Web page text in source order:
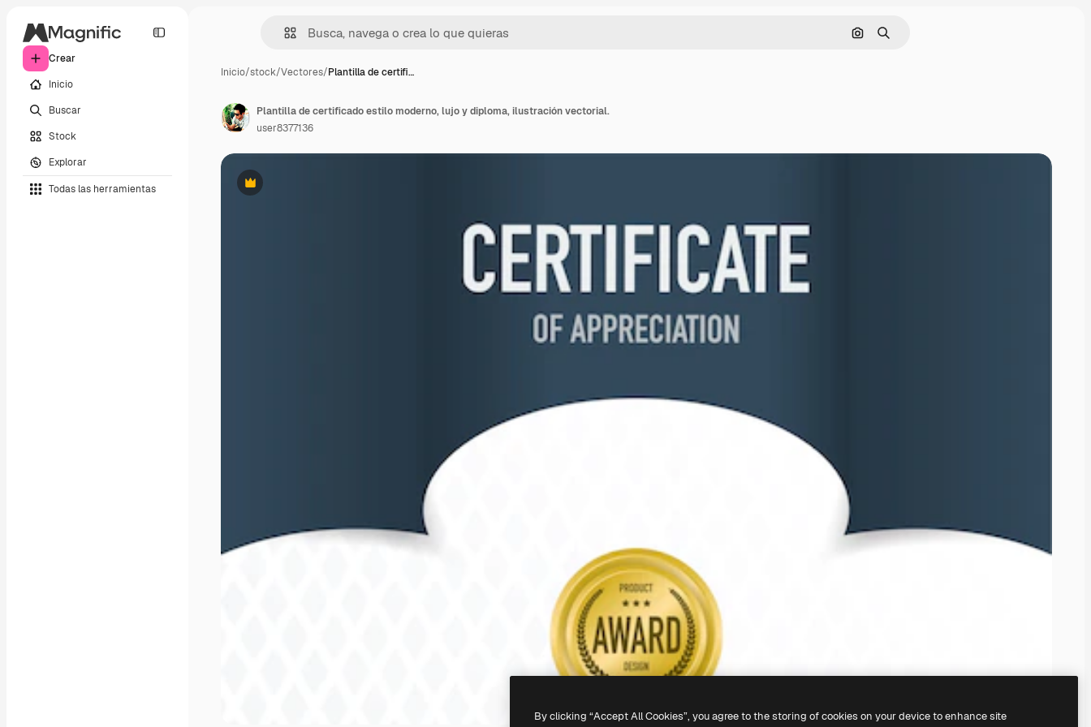
Crear
Inicio
Buscar
Stock
Explorar
Todas las herramientas
Buscar por imagen
Buscar
Inicio/stock/Vectores/Plantilla de certifi…
Premium
Plantilla de certificado estilo moderno, lujo y diploma, ilustración vectorial.
user8377136
By clicking “Accept All Cookies”, you agree to the storing of cookies on your device to enhance site